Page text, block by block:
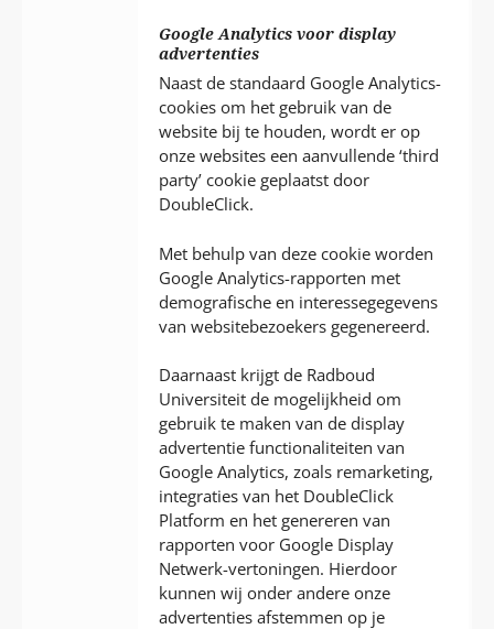
Google Analytics voor display
advertenties
Naast de standaard Google Analytics-
cookies om het gebruik van de
website bij te houden, wordt er op
onze websites een aanvullende ‘third
party’ cookie geplaatst door
DoubleClick.
Met behulp van deze cookie worden
Google Analytics-rapporten met
demografische en interessegegevens
van websitebezoekers gegenereerd.
Daarnaast krijgt de Radboud
Universiteit de mogelijkheid om
gebruik te maken van de display
advertentie functionaliteiten van
Google Analytics, zoals remarketing,
integraties van het DoubleClick
Platform en het genereren van
rapporten voor Google Display
Netwerk-vertoningen. Hierdoor
kunnen wij onder andere onze
advertenties afstemmen op je